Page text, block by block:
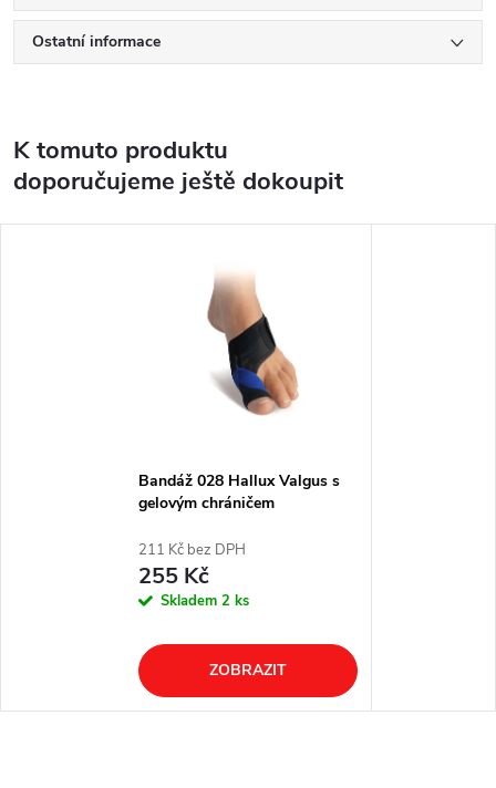
Ostatní informace
K tomuto produktu
doporučujeme ještě dokoupit
Bandáž 028 Hallux Valgus s
gelovým chráničem
211 Kč bez DPH
255 Kč
Skladem 2 ks
ZOBRAZIT